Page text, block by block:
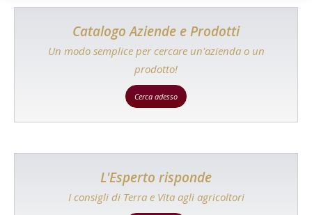
Catalogo Aziende e Prodotti
Un modo semplice per cercare un'azienda o un
prodotto!
Cerca adesso
L'Esperto risponde
I consigli di Terra e Vita agli agricoltori